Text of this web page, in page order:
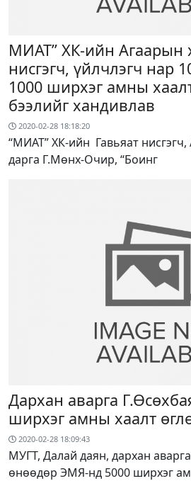
МИАТ” ХК-ийн Агаарын
нисгэгч, үйлчлэгч нар
1000 ширхэг амны
бээлийг хандивлав
2020-02-28 18:18:20
“МИАТ” ХК-ийн Гавьяат
дарга Г.Мөнх-Очир, “Боинг
Дархан аварга
ширхэг амны хаалт
2020-02-28 18:09:43
МУГТ, Далай даян, дархан
өнөөдөр ЭМЯ-нд 5000 ширхэг